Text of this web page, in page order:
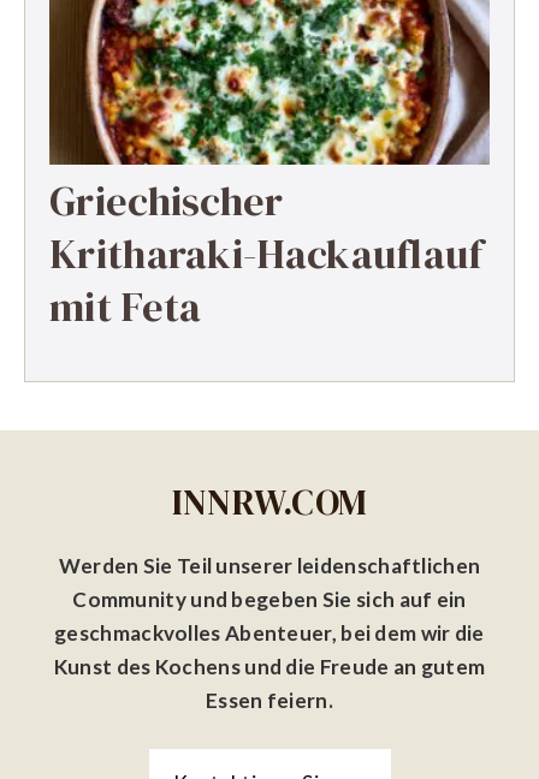
Griechischer
Kritharaki-Hackauflauf
mit Feta
INNRW.COM
Werden Sie Teil unserer leidenschaftlichen
Community und begeben Sie sich auf ein
geschmackvolles Abenteuer, bei dem wir die
Kunst des Kochens und die Freude an gutem
Essen feiern.